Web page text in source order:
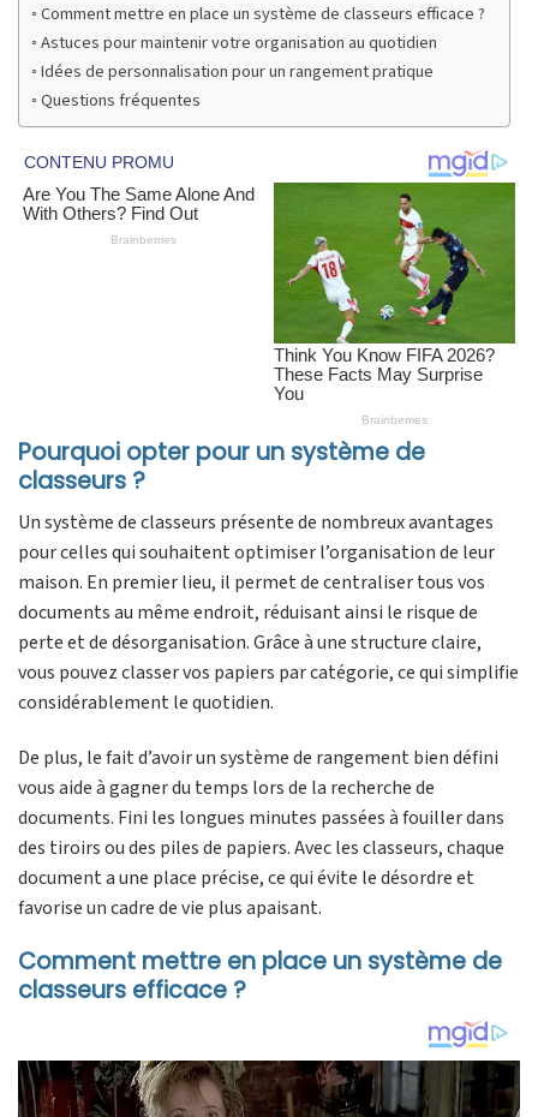
Comment mettre en place un système de classeurs efficace ?
Astuces pour maintenir votre organisation au quotidien
Idées de personnalisation pour un rangement pratique
Questions fréquentes
Pourquoi opter pour un système de
classeurs ?
Un système de classeurs présente de nombreux avantages
pour celles qui souhaitent optimiser l’organisation de leur
maison. En premier lieu, il permet de centraliser tous vos
documents au même endroit, réduisant ainsi le risque de
perte et de désorganisation. Grâce à une structure claire,
vous pouvez classer vos papiers par catégorie, ce qui simplifie
considérablement le quotidien.
De plus, le fait d’avoir un système de rangement bien défini
vous aide à gagner du temps lors de la recherche de
documents. Fini les longues minutes passées à fouiller dans
des tiroirs ou des piles de papiers. Avec les classeurs, chaque
document a une place précise, ce qui évite le désordre et
favorise un cadre de vie plus apaisant.
Comment mettre en place un système de
classeurs efficace ?